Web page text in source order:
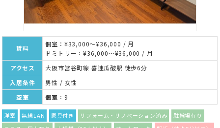
賃料
個室：¥33,000～¥36,000 / 月
ドミトリー：¥36,000～¥36,000 / 月
アクセス
大阪市営谷町線 喜連瓜破駅 徒歩6分
入居条件
男性 / 女性
空室
個室：9
洋室 無線LAN 家具付き リフォーム・リノベーション済み
駐輪場有り